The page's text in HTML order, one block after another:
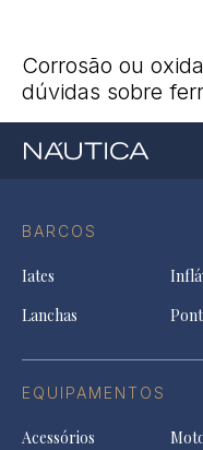
Corrosão ou
dúvidas sobre
BARCOS
Iates
Lanchas
EQUIPAMENTOS
Acessórios